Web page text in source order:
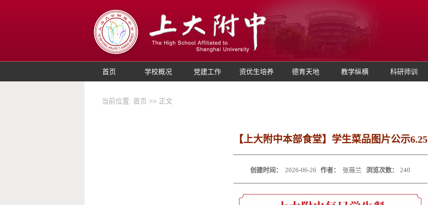
首页 学校概况 党建工作 资优生培养 德育天地 教学纵横 科研师训
当前位置: 首页 >> 正文
【上大附中本部食堂】学生菜品图片公示6.25
创建时间： 2026-06-26 作者： 张薇兰 浏览次数： 240